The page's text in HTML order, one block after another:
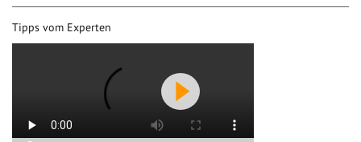
Tipps vom Experten